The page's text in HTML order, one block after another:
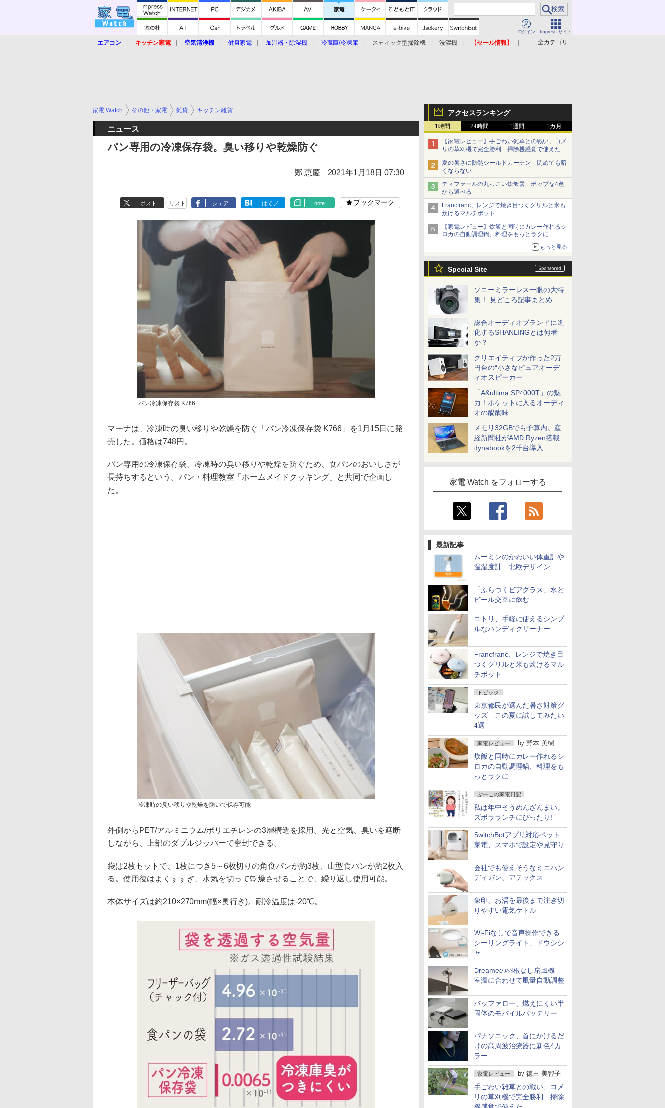
ログイン Impress サイト
全カテゴリ
エアコン キッチン家電 空気清浄機 健康家電 加湿器・除湿機 冷蔵庫/冷凍庫 スティック型掃除機 洗濯機
【セール情報】
アクセスランキング
1時間 24時間 1週間 1カ月
【家電レビュー】手ごわい雑草との戦い、コメ
リの草刈機で完全勝利 掃除機感覚で使えた
夏の暑さに防熱シールドカーテン 閉めても暗
くならない
ティファールの丸っこい炊飯器 ポップな4色
から選べる
Francfranc、レンジで焼き目つくグリルと米も
炊けるマルチポット
【家電レビュー】炊飯と同時にカレー作れるシ
ロカの自動調理鍋、料理をもっとラクに
もっと見る
Special Site
ソニーミラーレス一眼の大特
集！ 見どころ記事まとめ
総合オーディオブランドに進
化するSHANLINGとは何者
か？
クリエイティブが作った2万
円台の“小さなピュアオーデ
ィオスピーカー”
「A&ultima SP4000T」の魅
力！ポケットに入るオーディ
オの醍醐味
メモリ32GBでも予算内。産
経新聞社がAMD Ryzen搭載
dynabookを2千台導入
家電 Watch をフォローする
最新記事
ムーミンのかわいい体重計や
温湿度計 北欧デザイン
「ふらつくビアグラス」水と
ビール交互に飲む
ニトリ、手軽に使えるシンプ
ルなハンディクリーナー
Francfranc、レンジで焼き目
つくグリルと米も炊けるマル
チポット
トピック
東京都民が選んだ暑さ対策グ
ッズ この夏に試してみたい
4選
家電レビュー by 野本 美樹
炊飯と同時にカレー作れるシ
ロカの自動調理鍋、料理をも
っとラクに
ぷーこの家電日記
私は年中そうめんざんまい。
ズボラランチにぴったり!
SwitchBotアプリ対応ペット
家電、スマホで設定や見守り
会社でも使えそうなミニハン
ディガン、アテックス
象印、お湯を最後まで注ぎ切
りやすい電気ケトル
Wi-Fiなしで音声操作できる
シーリングライト、ドウシシ
ャ
Dreameの羽根なし扇風機
室温に合わせて風量自動調整
バッファロー、燃えにくい半
固体のモバイルバッテリー
パナソニック、首にかけるだ
けの高周波治療器に新色4カ
ラー
家電レビュー by 徳王 美智子
手ごわい雑草との戦い、コメ
リの草刈機で完全勝利 掃除
家電 Watch その他・家電 雑貨 キッチン雑貨
ニュース
パン専用の冷凍保存袋。臭い移りや乾燥防ぐ
鄭 恵慶 2021年1月18日 07:30
ポスト リスト シェア はてブ note ブックマーク
パン冷凍保存袋 K766
マーナは、冷凍時の臭い移りや乾燥を防ぐ「パン冷凍保存袋 K766」を1月15日に発
売した。価格は748円。
パン専用の冷凍保存袋。冷凍時の臭い移りや乾燥を防ぐため、食パンのおいしさが
長持ちするという。パン・料理教室「ホームメイドクッキング」と共同で企画し
た。
冷凍時の臭い移りや乾燥を防いで保存可能
外側からPET/アルミニウム/ポリエチレンの3層構造を採用。光と空気、臭いを遮断
しながら、上部のダブルジッパーで密封できる。
袋は2枚セットで、1枚につき5～6枚切りの角食パンが約3枚、山型食パンが約2枚入
る。使用後はよくすすぎ、水気を切って乾燥させることで、繰り返し使用可能。
本体サイズは約210×270mm(幅×奥行き)。耐冷温度は-20℃。